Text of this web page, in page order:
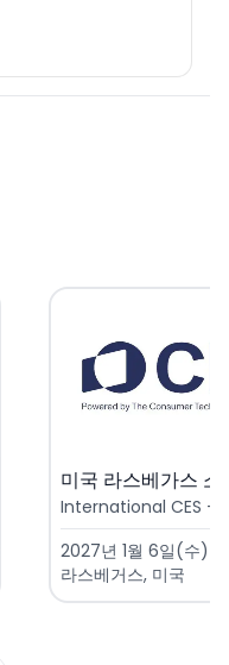
International CES -
2027년 1월 6일(수)
라스베거스, 미국